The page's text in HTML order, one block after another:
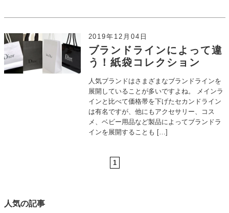
ブランドラインによって違
う！紙袋コレクション
2019年12月04日
人気ブランドはさまざまなブランドラインを
展開していることが多いですよね。 メインラ
インと比べて価格帯を下げたセカンドライン
は有名ですが、他にもアクセサリー、コス
メ、ベビー用品など製品によってブランドラ
インを展開することも […]
1
人気の記事